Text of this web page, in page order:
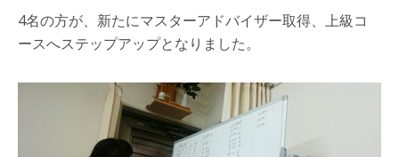
4名の方が、新たにマスターアドバイザー取得、上級コ
ースへステップアップとなりました。